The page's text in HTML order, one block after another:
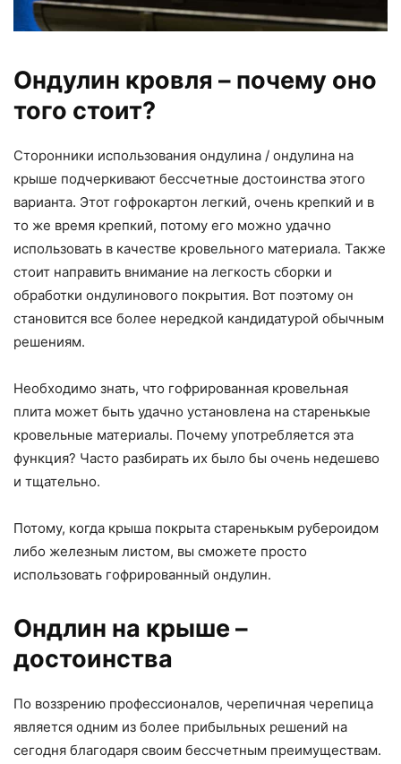
Ондулин кровля – почему оно
того стоит?
Сторонники использования ондулина / ондулина на
крыше подчеркивают бессчетные достоинства этого
варианта. Этот гофрокартон легкий, очень крепкий и в
то же время крепкий, потому его можно удачно
использовать в качестве кровельного материала. Также
стоит направить внимание на легкость сборки и
обработки ондулинового покрытия. Вот поэтому он
становится все более нередкой кандидатурой обычным
решениям.
Необходимо знать, что гофрированная кровельная
плита может быть удачно установлена ​​на старенькые
кровельные материалы. Почему употребляется эта
функция? Часто разбирать их было бы очень недешево
и тщательно.
Потому, когда крыша покрыта старенькым рубероидом
либо железным листом, вы сможете просто
использовать гофрированный ондулин.
Ондлин на крыше –
достоинства
По воззрению профессионалов, черепичная черепица
является одним из более прибыльных решений на
сегодня благодаря своим бессчетным преимуществам.